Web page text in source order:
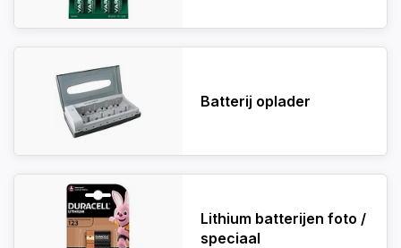
Batterij oplader
Lithium batterijen foto /
speciaal